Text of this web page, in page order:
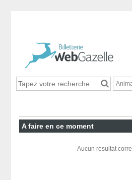
A faire en ce moment
Aucun résultat